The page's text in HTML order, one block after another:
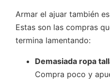
Armar el ajuar también
Estas son las compras
termina lamentando:
Demasiada ropa
Compra poco y